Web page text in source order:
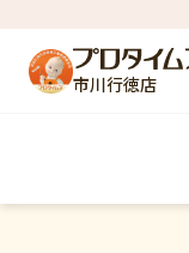
市川行徳店